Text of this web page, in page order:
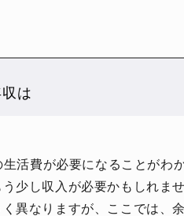
は
活費が必要になることがわ
少し収入が必要かもしれま
異なりますが、ここでは、